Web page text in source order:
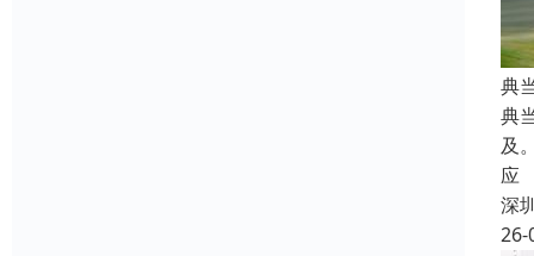
典
典
及
应
深
26-